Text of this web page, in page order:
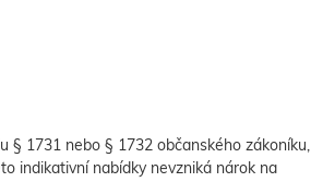
§ 1731 nebo § 1732 občanského zákoníku,
indikativní nabídky nevzniká nárok na